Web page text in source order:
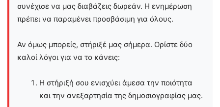
συνέχισε να μας διαβάζεις δωρεάν. Η ενημέρωση
πρέπει να παραμένει προσβάσιμη για όλους.
Αν όμως μπορείς, στήριξέ μας σήμερα. Ορίστε δύο
καλοί λόγοι για να το κάνεις:
Η στήριξή σου ενισχύει άμεσα την ποιότητα
και την ανεξαρτησία της δημοσιογραφίας μας.